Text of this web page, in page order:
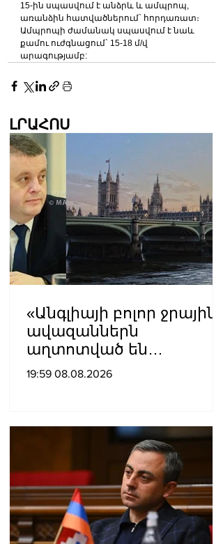
15-ին սպասվում է անձրև և ամպրոպ,
առանձին հատվածներում` հորդառատ։
Ամպրոպի ժամանակ սպասվում է նաև
քամու ուժգնացում` 15-18 մ/վ
արագությամբ:
ԼՐԱՀՈՍ
«Անգլիայի բոլոր ջրային
ավազաններն
աղտոտված են
թունավոր քիմիական
19:59 08.08.2026